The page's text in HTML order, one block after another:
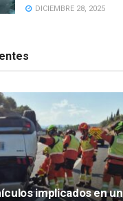
DICIEMBRE 28, 2025
implicados en un